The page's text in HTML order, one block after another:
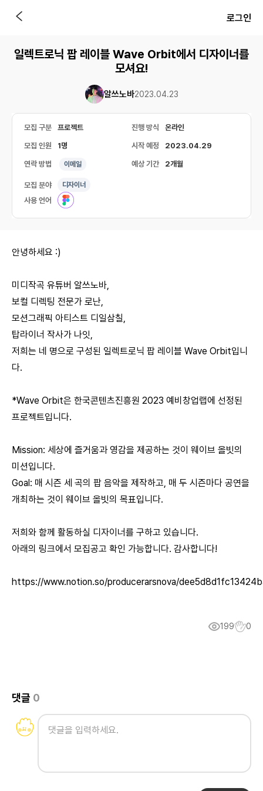
로그인
일렉트로닉 팝 레이블 Wave Orbit에서 디자이너를
모셔요!
알쓰노바2023.04.23
모집 구분 프로젝트 진행 방식 온라인
모집 인원 1명 시작 예정 2023.04.29
연락 방법 이메일 예상 기간 2개월
모집 분야 디자이너
사용 언어
안녕하세요 :)
미디작곡 유튜버 알쓰노바,
보컬 디렉팅 전문가 로난,
모션그래픽 아티스트 디일삼칠,
탑라이너 작사가 나잇,
저희는 네 명으로 구성된 일렉트로닉 팝 레이블 Wave Orbit입니
다.
*Wave Orbit은 한국콘텐츠진흥원 2023 예비창업랩에 선정된
프로젝트입니다.
Mission: 세상에 즐거움과 영감을 제공하는 것이 웨이브 올빗의
미션입니다.
Goal: 매 시즌 세 곡의 팝 음악을 제작하고, 매 두 시즌마다 공연을
개최하는 것이 웨이브 올빗의 목표입니다.
저희와 함께 활동하실 디자이너를 구하고 있습니다.
아래의 링크에서 모집공고 확인 가능합니다. 감사합니다!
https://www.notion.so/producerarsnova/
199 0
댓글 0